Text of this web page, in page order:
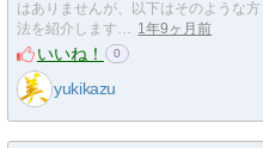
はありませんが、以下はそのような方
法を紹介します… 1年9ヶ月前
いいね！ 0
yukikazu